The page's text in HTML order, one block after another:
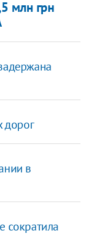
млн грн
дорог
в
сократила